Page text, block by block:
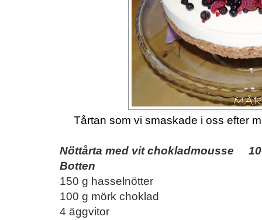
Tårtan som vi smaskade i oss efter
Nöttårta med vit chokladmousse
Botten
150 g hasselnötter
100 g mörk choklad
4 äggvitor